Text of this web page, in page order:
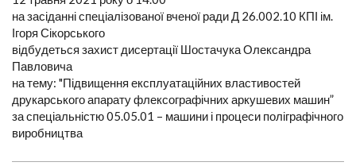
на засіданні спеціалізованої вченої ради Д 26.002.10 КПІ ім.
Ігоря Сікорського
відбудеться захист дисертації Шостачука Олександра
Павловича
на тему: "Підвищення експлуатаційних властивостей
друкарського апарату флексографічних аркушевих машин”
за спеціальністю 05.05.01 – машини і процеси поліграфічного
виробництва